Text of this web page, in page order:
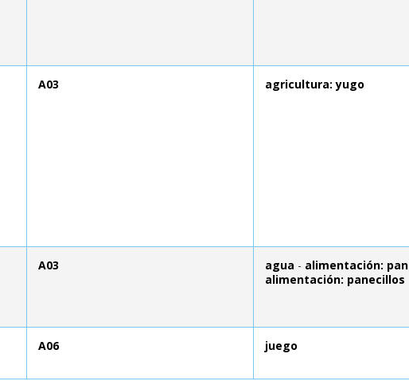
A03 agricultura: yugo
A03 agua - alimentación: pan
alimentación: panecillos
A06 juego